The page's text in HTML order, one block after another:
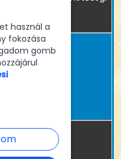
és
használ a
fokozása
gomb